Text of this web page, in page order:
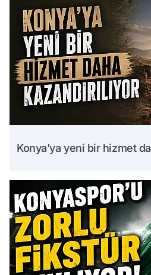
Konya’ya yeni bir hizmet